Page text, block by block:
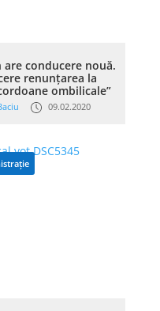
are conducere nouă.
renunțarea la
ombilicale”
09.02.2020